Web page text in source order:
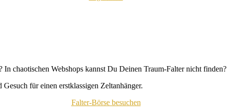
chaotischen Webshops kannst Du Deinen Traum-Falter nicht finden?
für einen erstklassigen Zeltanhänger.
Falter-Börse besuchen